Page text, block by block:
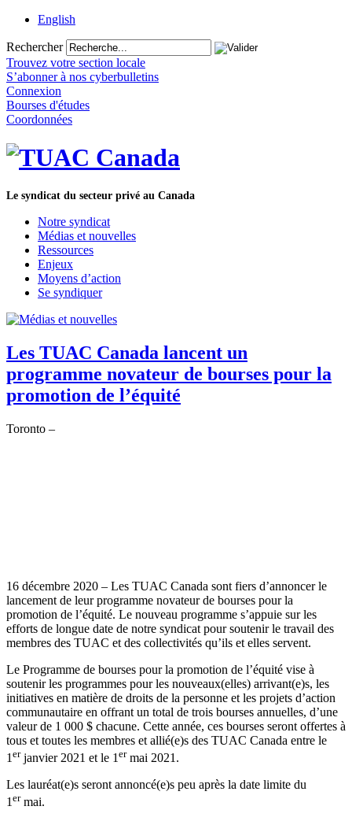
English
Rechercher
Trouvez votre section locale
S’abonner à nos cyberbulletins
Connexion
Bourses d'études
Coordonnées
Le syndicat du secteur privé au Canada
Notre syndicat
Médias et nouvelles
Ressources
Enjeux
Moyens d’action
Se syndiquer
Les TUAC Canada lancent un
programme novateur de bourses pour la
promotion de l’équité
Toronto –
16 décembre 2020 – Les TUAC Canada sont fiers d’annoncer le
lancement de leur programme novateur de bourses pour la
promotion de l’équité. Le nouveau programme s’appuie sur les
efforts de longue date de notre syndicat pour soutenir le travail des
membres des TUAC et des collectivités qu’ils et elles servent.
Le Programme de bourses pour la promotion de l’équité vise à
soutenir les programmes pour les nouveaux(elles) arrivant(e)s, les
initiatives en matière de droits de la personne et les projets d’action
communautaire en offrant un total de trois bourses annuelles, d’une
valeur de 1 000 $ chacune. Cette année, ces bourses seront offertes à
tous et toutes les membres et allié(e)s des TUAC Canada entre le
1 erjanvier 2021 et le 1 ermai 2021.
Les lauréat(e)s seront annoncé(e)s peu après la date limite du
1 ermai.